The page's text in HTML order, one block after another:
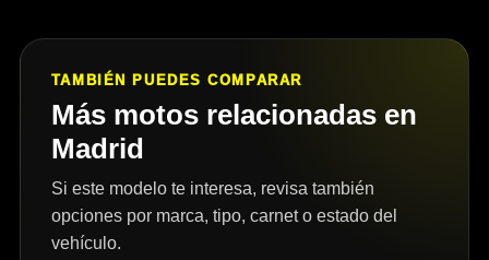
TAMBIÉN PUEDES COMPARAR
Más motos relacionadas en
Madrid
Si este modelo te interesa, revisa también
opciones por marca, tipo, carnet o estado del
vehículo.